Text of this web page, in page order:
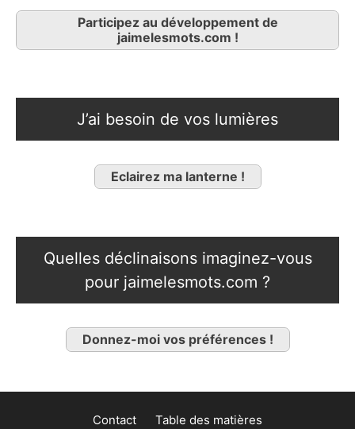
Participez au développement de
jaimelesmots.com !
J’ai besoin de vos lumières
Eclairez ma lanterne !
Quelles déclinaisons imaginez-vous
pour jaimelesmots.com ?
Donnez-moi vos préférences !
Contact Table des matières